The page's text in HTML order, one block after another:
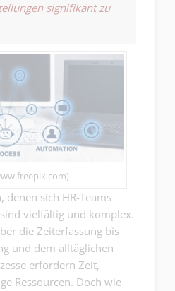
signifikant zu
denen sich HR-Teams
vielfältig und komplex.
die Zeiterfassung bis
und dem alltäglichen
erfordern Zeit,
Ressourcen. Doch wie